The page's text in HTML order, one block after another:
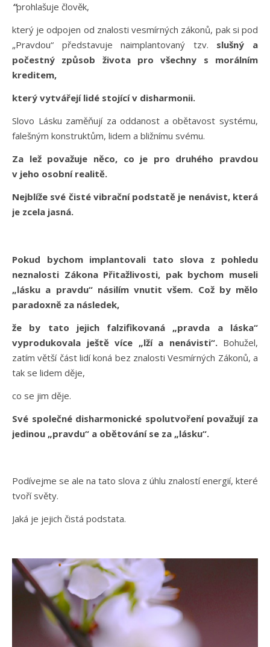
“prohlašuje člověk,
který je odpojen od znalosti vesmírných zákonů, pak si pod
„Pravdou“ představuje naimplantovaný tzv. slušný a
počestný způsob života pro všechny s morálním
kreditem,
který vytvářejí lidé stojící v disharmonii.
Slovo Lásku zaměňují za oddanost a obětavost systému,
falešným konstruktům, lidem a bližnímu svému.
Za lež považuje něco, co je pro druhého pravdou
v jeho osobní realitě.
Nejblíže své čisté vibrační podstatě je nenávist, která
je zcela jasná.
Pokud bychom implantovali tato slova z pohledu
neznalosti Zákona Přitažlivosti, pak bychom museli
„lásku a pravdu“ násilím vnutit všem. Což by mělo
paradoxně za následek,
že by tato jejich falzifikovaná „pravda a láska“
vyprodukovala ještě více „lží a nenávisti“. Bohužel,
zatím větší část lidí koná bez znalosti Vesmírných Zákonů, a
tak se lidem děje,
co se jim děje.
Své společné disharmonické spolutvoření považují za
jedinou „pravdu“ a obětování se za „lásku“.
Podívejme se ale na tato slova z úhlu znalostí energií, které
tvoří světy.
Jaká je jejich čistá podstata.